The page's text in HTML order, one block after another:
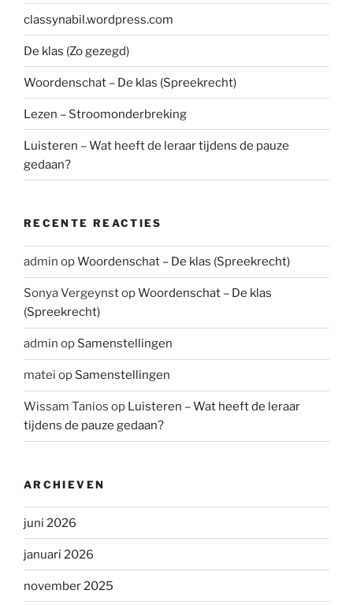
classynabil.wordpress.com
De klas (Zo gezegd)
Woordenschat – De klas (Spreekrecht)
Lezen – Stroomonderbreking
Luisteren – Wat heeft de leraar tijdens de pauze
gedaan?
RECENTE REACTIES
admin opWoordenschat – De klas (Spreekrecht)
Sonya VergeynstopWoordenschat – De klas
(Spreekrecht)
admin op Samenstellingen
matei op Samenstellingen
Wissam Tanios op Luisteren – Wat heeft de leraar
tijdens de pauze gedaan?
ARCHIEVEN
juni 2026
januari 2026
november 2025